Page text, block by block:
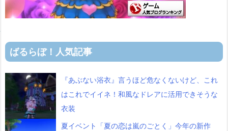
ばるらぼ！人気記事
『あぶない浴衣』言うほど危なくないけど、これ
はこれでイイネ！和風なドレアに活用できそうな
衣装
夏イベント「夏の恋は嵐のごとく」今年の新作